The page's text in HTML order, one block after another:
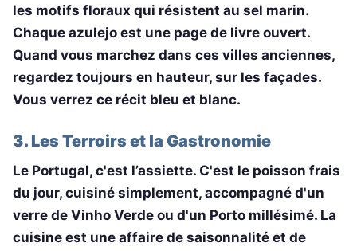
les motifs floraux qui résistent au sel marin.
Chaque azulejo est une page de livre ouvert.
Quand vous marchez dans ces villes anciennes,
regardez toujours en hauteur, sur les façades.
Vous verrez ce récit bleu et blanc.
3. Les Terroirs et la Gastronomie
Le Portugal, c'est l’assiette. C'est le poisson frais
du jour, cuisiné simplement, accompagné d'un
verre de Vinho Verde ou d'un Porto millésimé. La
cuisine est une affaire de saisonnalité et de